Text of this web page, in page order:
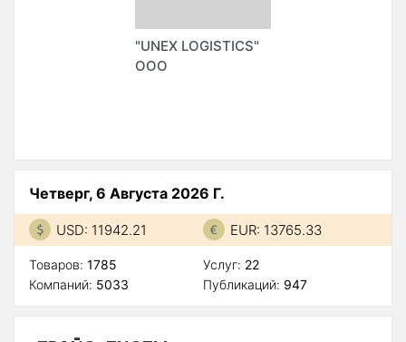
"UNEX LOGISTICS"
ООО
Четверг, 6 Августа 2026 Г.
USD: 11942.21 EUR: 13765.33
Товаров: 1785
Компаний: 5033
Услуг: 22
Публикаций: 947